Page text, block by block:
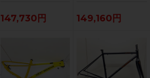
147,730円 149,160円